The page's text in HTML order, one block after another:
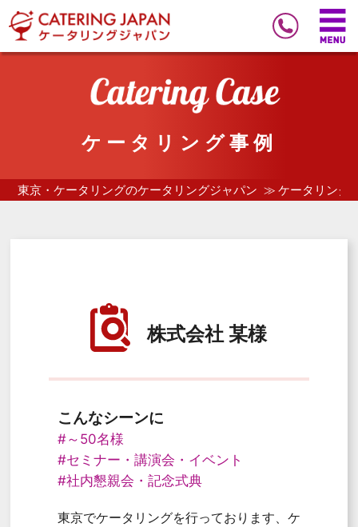
ケータリング事例
東京・ケータリングのケータリングジャパン ケータリング
株式会社 某様
こんなシーンに
#～50名様
#セミナー・講演会・イベント
#社内懇親会・記念式典
東京でケータリングを行っております、ケ